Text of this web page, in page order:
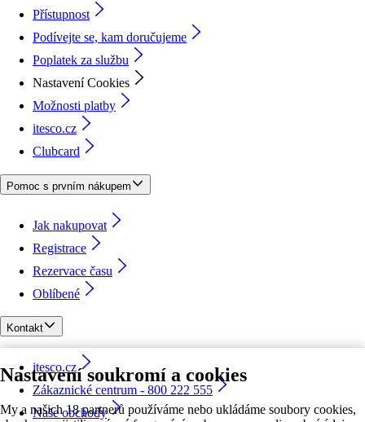
Nastavení soukromí a cookies
My a našich 18 partnerů používáme nebo ukládáme soubory cookies,
Přístupnost
Podívejte se, kam doručujeme
Poplatek za službu
Nastavení Cookies
Možnosti platby
itesco.cz
Clubcard
Pomoc s prvním nákupem
Jak nakupovat
Registrace
Rezervace času
Oblíbené
Kontakt
itesco.cz
Zákaznické centrum - 800 222 555
Naše obchody